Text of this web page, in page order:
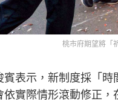
桃市府期望將「
賓表示，新制度採「
依實際情形滾動修正，